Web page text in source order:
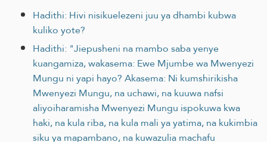
Hadithi: Hivi nisikuelezeni juu ya dhambi kubwa
kuliko yote?
Hadithi: "Jiepusheni na mambo saba yenye
kuangamiza, wakasema: Ewe Mjumbe wa Mwenyezi
Mungu ni yapi hayo? Akasema: Ni kumshirikisha
Mwenyezi Mungu, na uchawi, na kuuwa nafsi
aliyoiharamisha Mwenyezi Mungu ispokuwa kwa
haki, na kula riba, na kula mali ya yatima, na kukimbia
siku ya mapambano, na kuwazulia machafu